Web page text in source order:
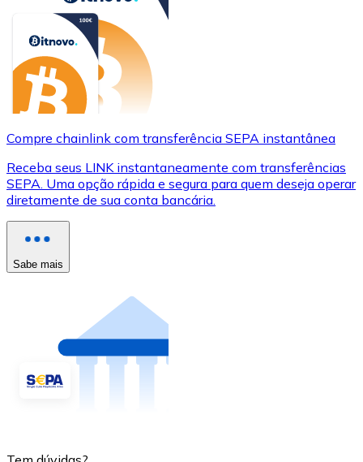
Compre chainlink com transferência SEPA instantânea
Receba seus LINK instantaneamente com transferências
SEPA. Uma opção rápida e segura para quem deseja operar
diretamente de sua conta bancária.
Sabe mais